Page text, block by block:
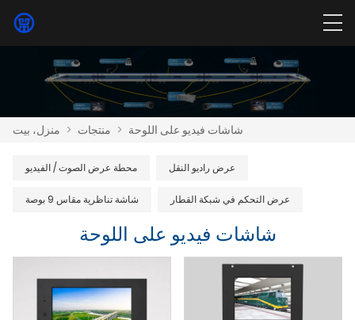
منزل، بيت > منتجات > شاشات فيديو على اللوحة
محطة عرض الصوت / الفيديو عرض راديو النقل
شاشة تناظرية مقاس 9 بوصة عرض التحكم في شبكة القطار
شاشات فيديو على اللوحة